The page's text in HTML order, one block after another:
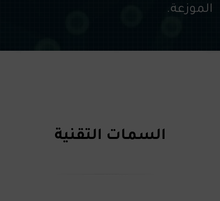
الموزعة.
السمات التقنية